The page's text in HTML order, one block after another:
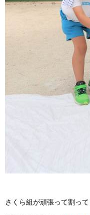
さくら組が頑張って割っ